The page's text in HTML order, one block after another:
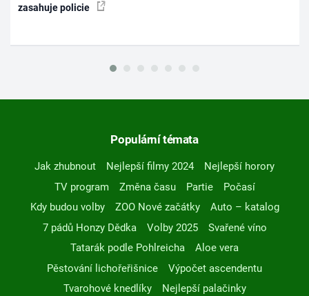
zasahuje policie
Populární témata
Jak zhubnout Nejlepší filmy 2024
Nejlepší horory
TV program
Změna času Partie
Počasí
Kdy budou volby
ZOO Nové začátky
Auto – katalog
7 pádů Honzy Dědka
Volby 2025
Svařené víno
Tatarák podle Pohlreicha
Aloe vera
Pěstování lichořeřišnice
Výpočet ascendentu
Tvarohové knedlíky
Nejlepší palačinky